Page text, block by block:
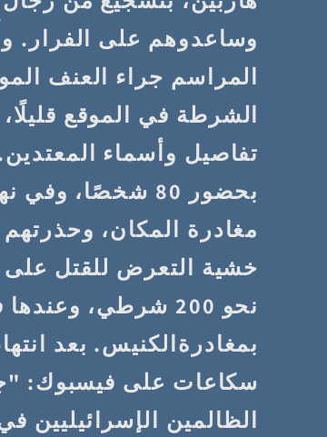
وساعدوهم على الفرار.
المراسم جراء العنف
الشرطة في الموقع
تفاصيل وأسماء
بحضور 80 شخصًا،
مغادرة المكان،
خشية التعرض للقتل
نحو 200 شرطي،
بمغادرةالكنيس. بعد
سكاعات على فيسبوك:
الظالمين الإسرائيليين